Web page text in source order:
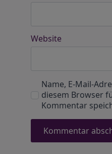
Website
Name, E-Mail-
diesem Browser
Kommentar